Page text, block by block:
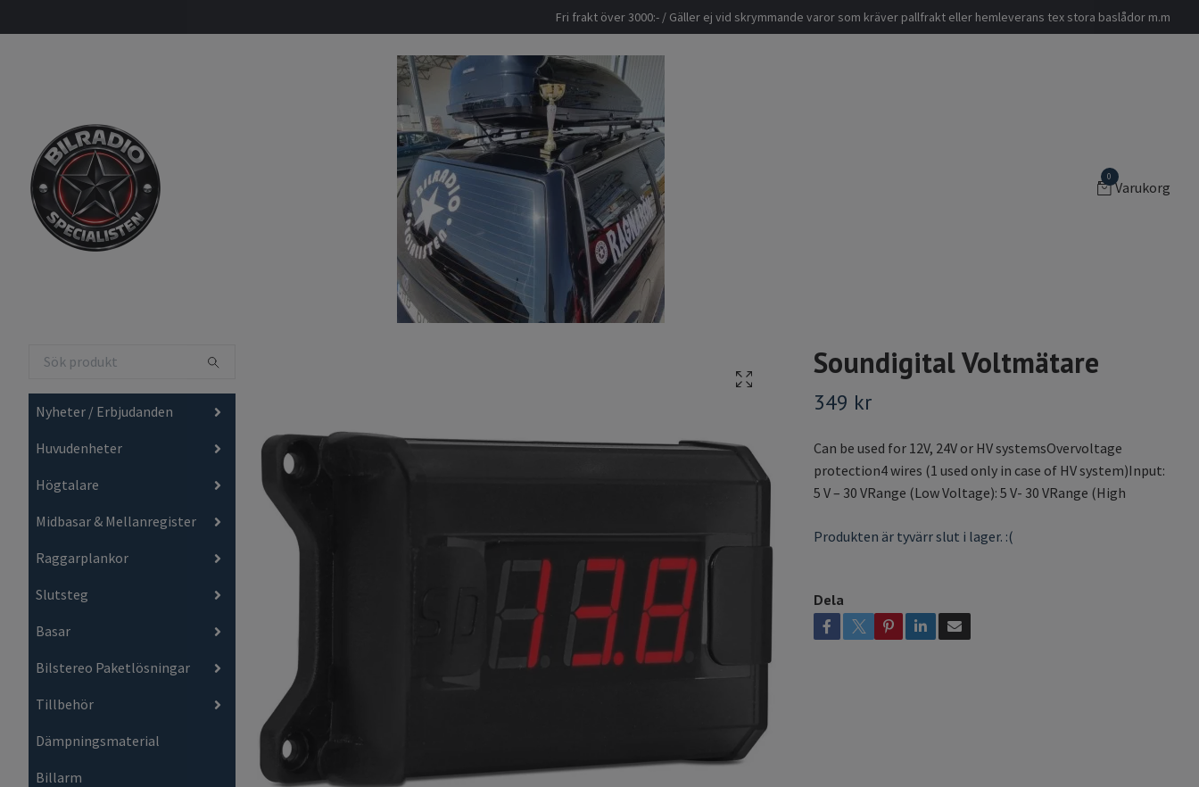
Fri frakt över 3000:- / Gäller ej vid skrymmande varor som kräver pallfrakt eller hemleverans tex stora baslådor m.m
0
Varukorg
Nyheter / Erbjudanden
Huvudenheter
Högtalare
Midbasar & Mellanregister
Raggarplankor
Slutsteg
Basar
Bilstereo Paketlösningar
Tillbehör
Dämpningsmaterial
Billarm
Soundigital Voltmätare
349 kr
Can be used for 12V, 24V or HV systemsOvervoltage
protection4 wires (1 used only in case of HV system)Input:
5 V – 30 VRange (Low Voltage): 5 V- 30 VRange (High
Produkten är tyvärr slut i lager. :(
Dela